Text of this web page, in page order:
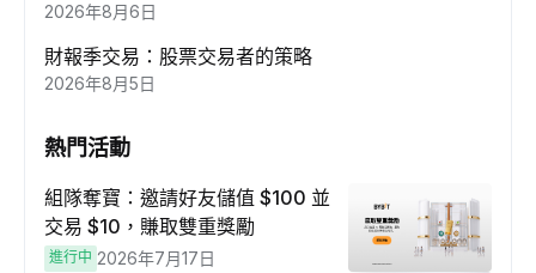
2026年8月6日
財報季交易：股票交易者的策略
2026年8月5日
熱門活動
組隊奪寶：邀請好友儲值 $100 並
交易 $10，賺取雙重獎勵
進行中 2026年7月17日